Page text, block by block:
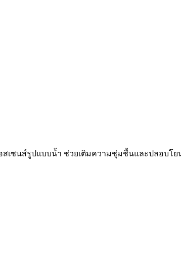
สเซนส์รูปแบบน้ำ ช่วยเติมความชุ่มชื้นและปลอบโย